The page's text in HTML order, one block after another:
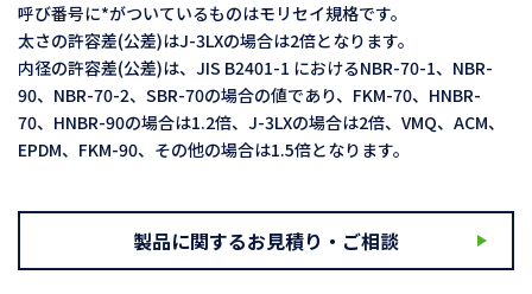
呼び番号に*がついているものはモリセイ規格です。
太さの許容差(公差)はJ-3LXの場合は2倍となります。
内径の許容差(公差)は、JIS B2401-1 におけるNBR-70-1、NBR-
90、NBR-70-2、SBR-70の場合の値であり、FKM-70、HNBR-
70、HNBR-90の場合は1.2倍、J-3LXの場合は2倍、VMQ、ACM、
EPDM、FKM-90、その他の場合は1.5倍となります。
製品に関するお見積り・ご相談